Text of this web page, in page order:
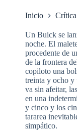
Inicio
Un Buick se
noche. El
procedente de
de la frontera
copiloto una
treinta y ocho
va sin afeitar,
en una
y cinco y los
tararea
simpático.